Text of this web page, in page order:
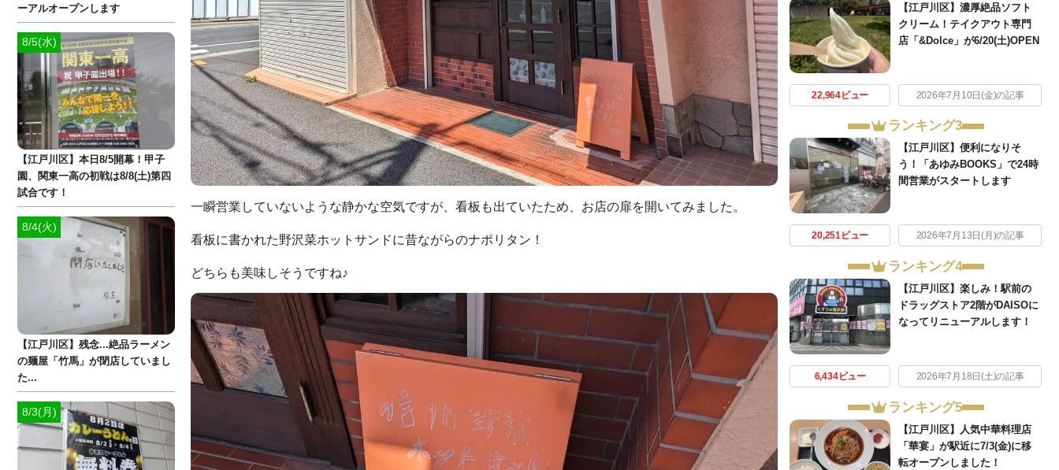
一瞬営業していないような静かな空気ですが、看板も出ていたため、お店の扉を開いてみました。
看板に書かれた野沢菜ホットサンドに昔ながらのナポリタン！
どちらも美味しそうですね♪
【江戸川区】濃厚絶品ソフト
クリーム！テイクアウト専門
店「&Dolce」が6/20(土)OPEN
22,964ビュー 2026年7月10日(金)の記事
ランキング3
【江戸川区】便利になりそ
う！「あゆみBOOKS」で24時
間営業がスタートします
20,251ビュー 2026年7月13日(月)の記事
ランキング4
【江戸川区】楽しみ！駅前の
ドラッグストア2階がDAISOに
なってリニューアルします！
6,434ビュー 2026年7月18日(土)の記事
ランキング5
【江戸川区】人気中華料理店
「華宴」が駅近に7/3(金)に移
転オープンしました！
ーアルオープンします
8/5(水)
【江戸川区】本日8/5開幕！甲子
園、関東一高の初戦は8/8(土)第四
試合です！
8/4(火)
【江戸川区】残念...絶品ラーメン
の麺屋「竹馬」が閉店していまし
た...
8/3(月)